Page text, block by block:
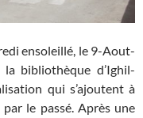
ensoleillé, le 9-Aout-
bibliothèque d’Ighil-
qui s’ajoutent à
le passé. Après une